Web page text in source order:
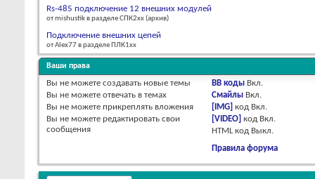
Rs-485 подключение 12 внешних модулей
от mishustik в разделе СПК2xx (архив)
Подключение внешних цепей
от Alex77 в разделе ПЛК1хх
Ваши права
Вы не можете создавать новые темы
Вы не можете отвечать в темах
Вы не можете прикреплять вложения
Вы не можете редактировать свои
сообщения
BB коды Вкл.
Смайлы Вкл.
[IMG] код Вкл.
[VIDEO] код Вкл.
HTML код Выкл.
Правила форума